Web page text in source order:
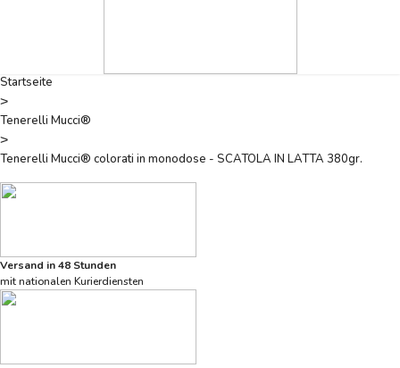
Startseite
>
Tenerelli Mucci®
>
Tenerelli Mucci® colorati in monodose - SCATOLA IN LATTA 380gr.
Versand in 48 Stunden
mit nationalen Kurierdiensten